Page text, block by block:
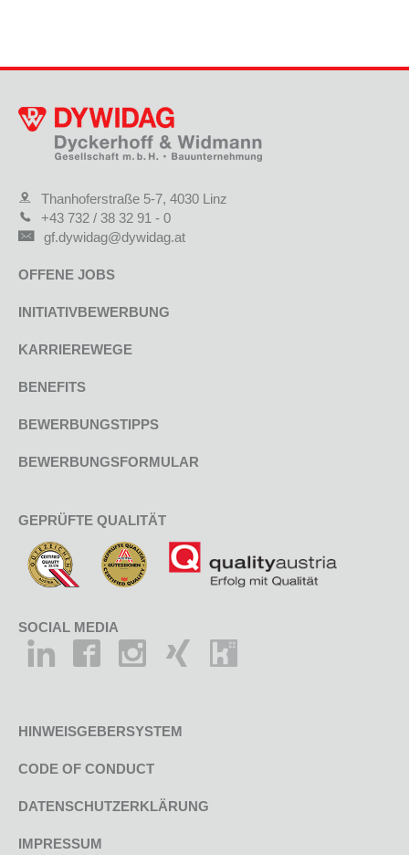
Thanhoferstraße 5-7, 4030 Linz
+43 732 / 38 32 91 - 0
gf.dywidag@dywidag.at
OFFENE JOBS
INITIATIVBEWERBUNG
KARRIEREWEGE
BENEFITS
BEWERBUNGSTIPPS
BEWERBUNGSFORMULAR
GEPRÜFTE QUALITÄT
SOCIAL MEDIA
HINWEISGEBERSYSTEM
CODE OF CONDUCT
DATENSCHUTZERKLÄRUNG
IMPRESSUM